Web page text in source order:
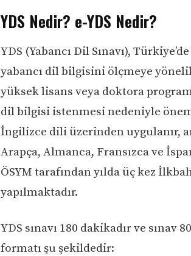
YDS Nedir? e-YDS Nedir?
YDS (Yabancı Dil Sınavı),
yabancı dil bilgisini ölçmeye
yüksek lisans veya doktora
dil bilgisi istenmesi nedeniyle
İngilizce dili üzerinden uygulanır,
Arapça, Almanca, Fransızca ve
ÖSYM tarafından yılda üç kez
yapılmaktadır.
YDS sınavı 180 dakikadır ve sınav
formatı şu şekildedir: